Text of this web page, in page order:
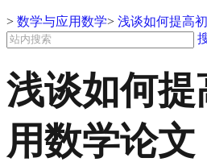
> 数学与应用数学> 浅谈如何提高
浅谈如何
用数学论文